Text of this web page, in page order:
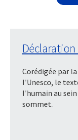
Corédigée par
l'Unesco, le
l'humain au
sommet.